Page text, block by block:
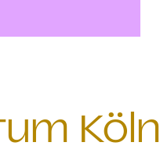
Köln